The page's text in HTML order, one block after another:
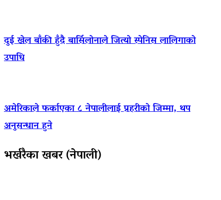
दुई खेल बाँकी हुँदै बार्सिलोनाले जित्यो स्पेनिस लालिगाको
उपाधि
अमेरिकाले फर्काएका ८ नेपालीलाई प्रहरीको जिम्मा, थप
अनुसन्धान हुने
भर्खरैका खबर (नेपाली)